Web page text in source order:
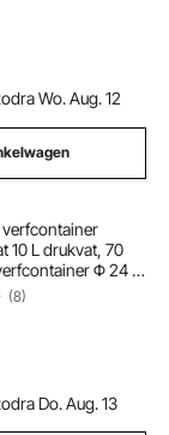
met 2-poots
Wo. Aug. 12
verfcontainer
10 L drukvat, 70
Φ 24 ×
tank
(8)
Do. Aug. 13